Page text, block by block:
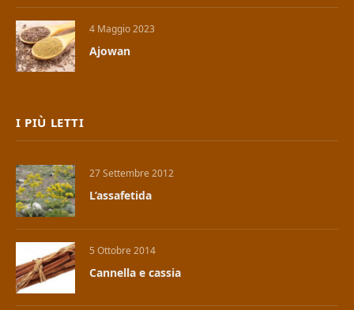
4 Maggio 2023
Ajowan
I PIÙ LETTI
27 Settembre 2012
L’assafetida
5 Ottobre 2014
Cannella e cassia